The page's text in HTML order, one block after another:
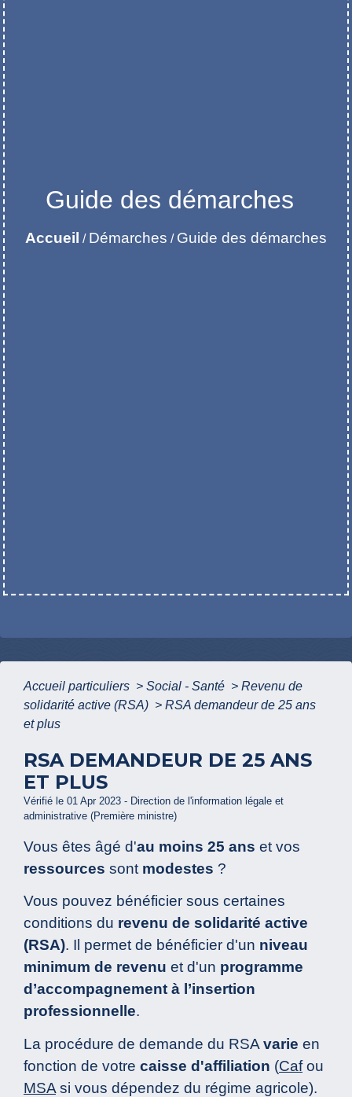
Guide des démarches
Accueil / Démarches / Guide des démarches
Accueil particuliers > Social - Santé > Revenu de
solidarité active (RSA) > RSA demandeur de 25 ans
et plus
RSA DEMANDEUR DE 25 ANS
ET PLUS
Vérifié le 01 Apr 2023 - Direction de l'information légale et
administrative (Première ministre)
Vous êtes âgé d'au moins 25 ans et vos
ressources sont modestes ?
Vous pouvez bénéficier sous certaines
conditions du revenu de solidarité active
(RSA). Il permet de bénéficier d'un niveau
minimum de revenu et d'un programme
d’accompagnement à l’insertion
professionnelle.
La procédure de demande du RSA varie en
fonction de votre caisse d'affiliation (Cafou
MSA si vous dépendez du régime agricole).